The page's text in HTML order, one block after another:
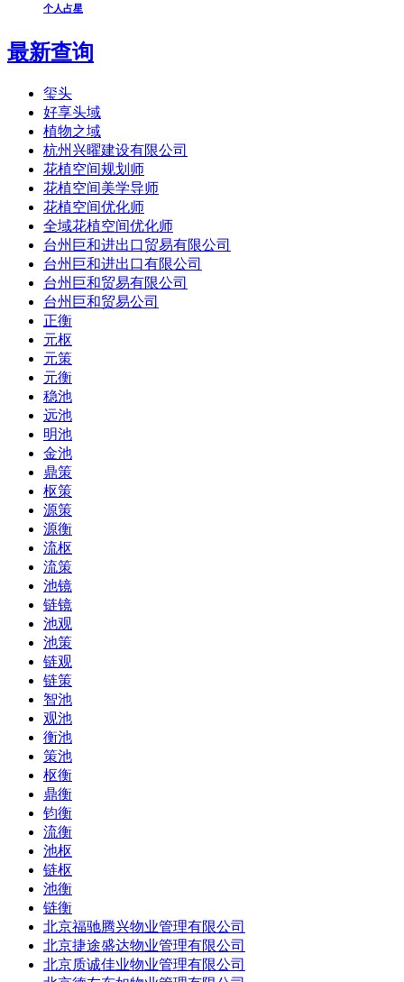
个人占星
最新查询
玺头
好享头域
植物之域
杭州兴曜建设有限公司
花植空间规划师
花植空间美学导师
花植空间优化师
全域花植空间优化师
台州巨和进出口贸易有限公司
台州巨和进出口有限公司
台州巨和贸易有限公司
台州巨和贸易公司
正衡
元枢
元策
元衡
稳池
远池
明池
金池
鼎策
枢策
源策
源衡
流枢
流策
池镜
链镜
池观
池策
链观
链策
智池
观池
衡池
策池
枢衡
鼎衡
钧衡
流衡
池枢
链枢
池衡
链衡
北京福驰腾兴物业管理有限公司
北京捷途盛达物业管理有限公司
北京质诚佳业物业管理有限公司